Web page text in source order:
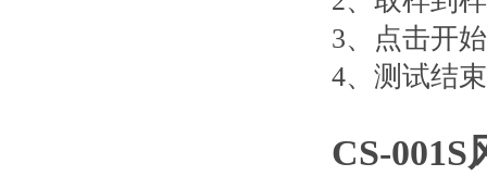
3、点击开
4、测试结
CS-001S